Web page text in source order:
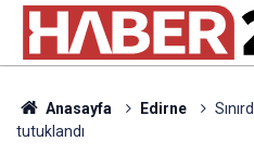
Anasayfa Edirne
tutuklandı